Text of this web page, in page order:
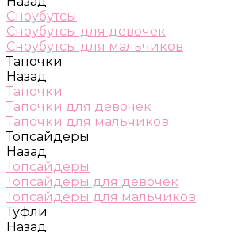
Сноубутсы
Сноубутсы для девочек
Сноубутсы для мальчиков
Тапочки
Назад
Тапочки
Тапочки для девочек
Тапочки для мальчиков
Топсайдеры
Назад
Топсайдеры
Топсайдеры для девочек
Топсайдеры для мальчиков
Туфли
Назад